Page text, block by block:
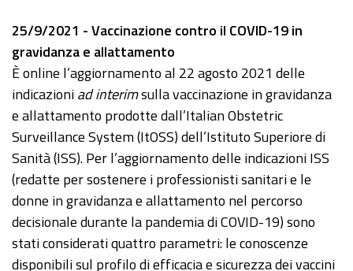
25/9/2021 - Vaccinazione contro il COVID-19 in
gravidanza e allattamento
È online l’aggiornamento al 22 agosto 2021 delle
indicazioniad interimsulla vaccinazione in gravidanza
e allattamento prodotte dall’Italian Obstetric
Surveillance System (ItOSS) dell’Istituto Superiore di
Sanità (ISS). Per l’aggiornamento delle indicazioni ISS
(redatte per sostenere i professionisti sanitari e le
donne in gravidanza e allattamento nel percorso
decisionale durante la pandemia di COVID-19) sono
stati considerati quattro parametri: le conoscenze
disponibili sul profilo di efficacia e sicurezza dei vaccini